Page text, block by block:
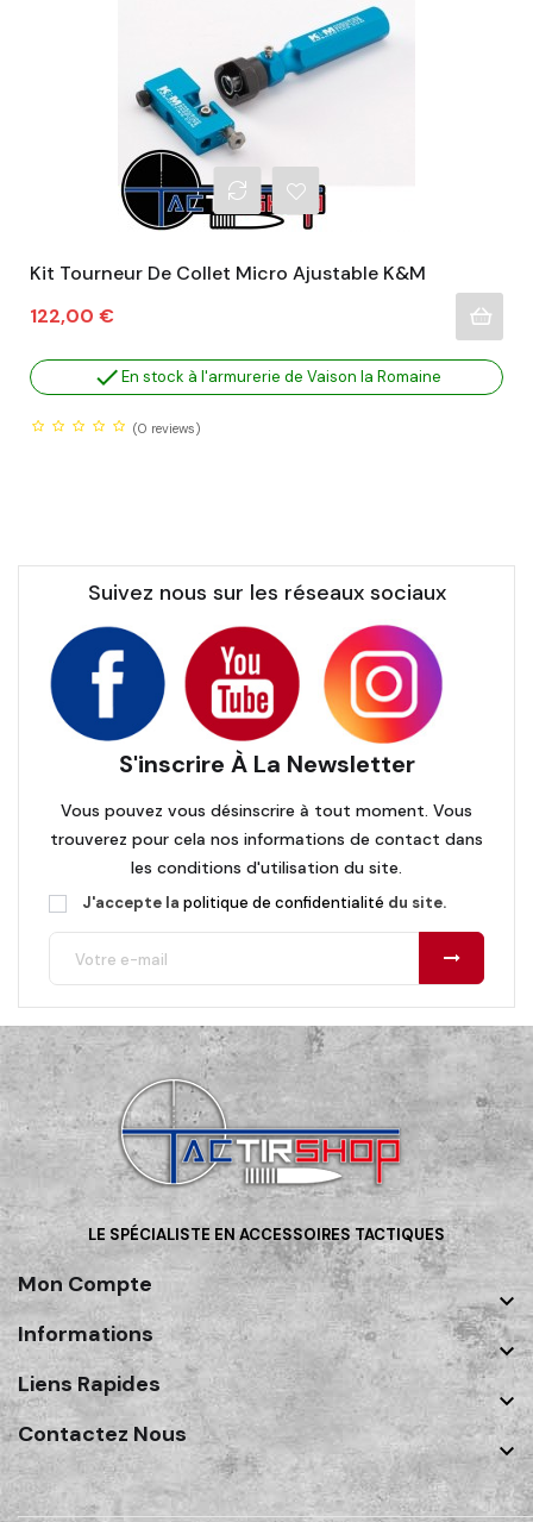
Kit Tourneur De Collet Micro Ajustable K&M
Prix
122,00 €
En stock à l'armurerie de Vaison la Romaine
(0 reviews)
Suivez nous sur les réseaux sociaux
S'inscrire À La Newsletter
Vous pouvez vous désinscrire à tout moment. Vous
trouverez pour cela nos informations de contact dans
les conditions d'utilisation du site.
J'accepte la politique de confidentialité du site.
LE SPÉCIALISTE EN ACCESSOIRES TACTIQUES
Mon Compte

Informations

Liens Rapides

Contactez Nous
